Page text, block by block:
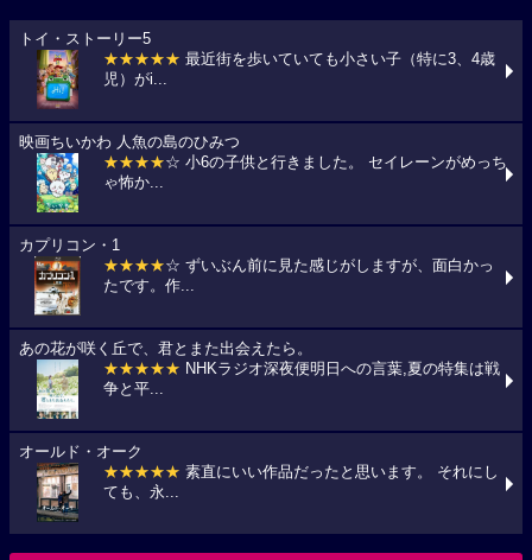
トイ・ストーリー5
★★★★★ 最近街を歩いていても小さい子（特に3、4歳
児）がi...
映画ちいかわ 人魚の島のひみつ
★★★★☆ 小6の子供と行きました。 セイレーンがめっち
ゃ怖か...
カプリコン・1
★★★★☆ ずいぶん前に見た感じがしますが、面白かっ
たです。作...
あの花が咲く丘で、君とまた出会えたら。
★★★★★ NHKラジオ深夜便明日への言葉,夏の特集は戦
争と平...
オールド・オーク
★★★★★ 素直にいい作品だったと思います。 それにし
ても、永...